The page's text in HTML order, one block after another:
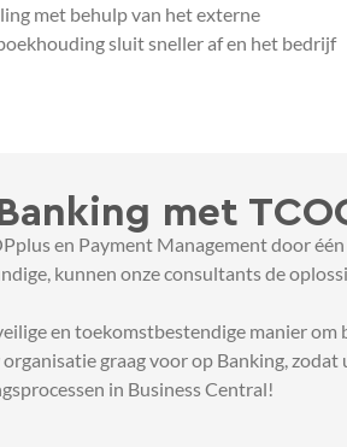
met behulp van het externe
sluit sneller af en het bedrijf
met
en Payment Management door
kunnen onze consultants de
en toekomstbestendige manier om
graag voor op Banking,
in Business Central!